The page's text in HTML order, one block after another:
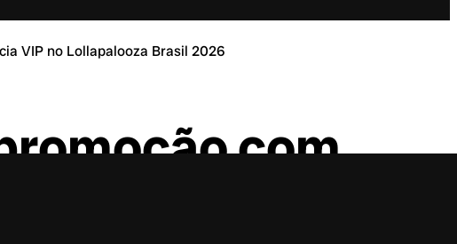
VIP no Lollapalooza Brasil 2026
com
Brasil 2026